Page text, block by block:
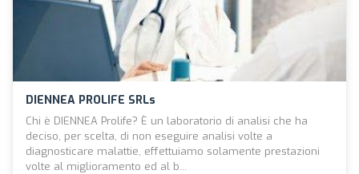
DIENNEA PROLIFE SRLs
Chi è DIENNEA Prolife? È un laboratorio di analisi che ha
deciso, per scelta, di non eseguire analisi volte a
diagnosticare malattie, effettuiamo solamente prestazioni
volte al miglioramento ed al b...